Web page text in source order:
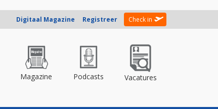
Digitaal Magazine Registreer Check in
Magazine Podcasts Vacatures